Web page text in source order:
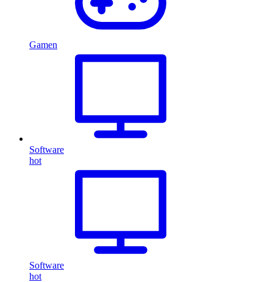
Gamen
Software
hot
Software
hot